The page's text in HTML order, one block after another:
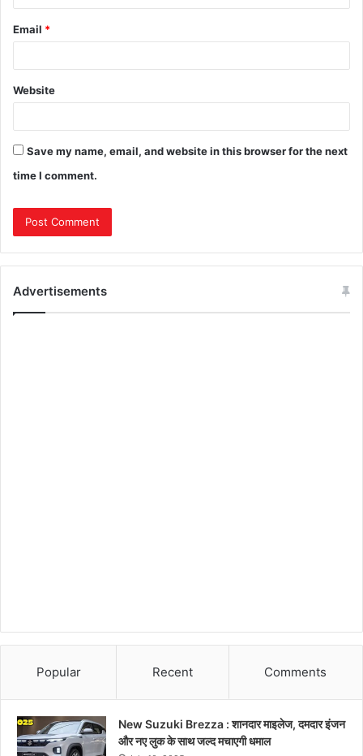
Email *
Website
Save my name, email, and website in this browser for the next
time I comment.
Advertisements
Popular Recent Comments
New Suzuki Brezza : शानदार माइलेज, दमदार इंजन
और नए लुक के साथ जल्द मचाएगी धमाल